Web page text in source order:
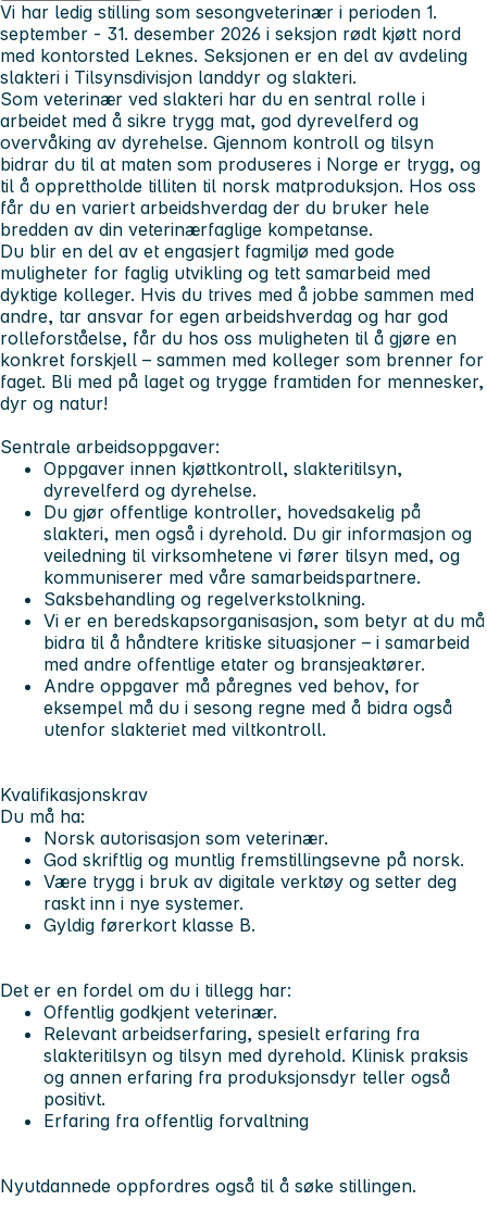
Vi har ledig stilling som sesongveterinær i perioden 1.
september - 31. desember 2026 i seksjon rødt kjøtt nord
med kontorsted Leknes. Seksjonen er en del av avdeling
slakteri i Tilsynsdivisjon landdyr og slakteri.
Som veterinær ved slakteri har du en sentral rolle i
arbeidet med å sikre trygg mat, god dyrevelferd og
overvåking av dyrehelse. Gjennom kontroll og tilsyn
bidrar du til at maten som produseres i Norge er trygg, og
til å opprettholde tilliten til norsk matproduksjon. Hos oss
får du en variert arbeidshverdag der du bruker hele
bredden av din veterinærfaglige kompetanse.
Du blir en del av et engasjert fagmiljø med gode
muligheter for faglig utvikling og tett samarbeid med
dyktige kolleger. Hvis du trives med å jobbe sammen med
andre, tar ansvar for egen arbeidshverdag og har god
rolleforståelse, får du hos oss muligheten til å gjøre en
konkret forskjell – sammen med kolleger som brenner for
faget. Bli med på laget og trygge framtiden for mennesker,
dyr og natur!
Sentrale arbeidsoppgaver:
Oppgaver innen kjøttkontroll, slakteritilsyn,
dyrevelferd og dyrehelse.
Du gjør offentlige kontroller, hovedsakelig på
slakteri, men også i dyrehold. Du gir informasjon og
veiledning til virksomhetene vi fører tilsyn med, og
kommuniserer med våre samarbeidspartnere.
Saksbehandling og regelverkstolkning.
Vi er en beredskapsorganisasjon, som betyr at du må
bidra til å håndtere kritiske situasjoner – i samarbeid
med andre offentlige etater og bransjeaktører.
Andre oppgaver må påregnes ved behov, for
eksempel må du i sesong regne med å bidra også
utenfor slakteriet med viltkontroll.
Kvalifikasjonskrav
Du må ha:
Norsk autorisasjon som veterinær.
God skriftlig og muntlig fremstillingsevne på norsk.
Være trygg i bruk av digitale verktøy og setter deg
raskt inn i nye systemer.
Gyldig førerkort klasse B.
Det er en fordel om du i tillegg har:
Offentlig godkjent veterinær.
Relevant arbeidserfaring, spesielt erfaring fra
slakteritilsyn og tilsyn med dyrehold. Klinisk praksis
og annen erfaring fra produksjonsdyr teller også
positivt.
Erfaring fra offentlig forvaltning
Nyutdannede oppfordres også til å søke stillingen.